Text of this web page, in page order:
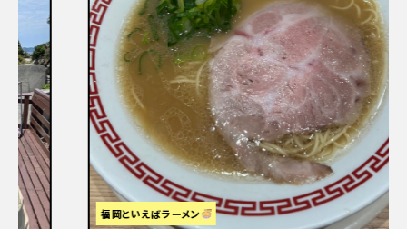
福岡といえばラーメン